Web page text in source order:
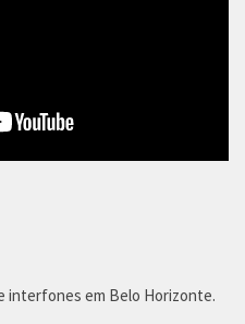
interfones em Belo Horizonte.